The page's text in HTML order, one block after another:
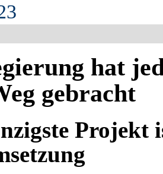
hat
gebracht
Projekt